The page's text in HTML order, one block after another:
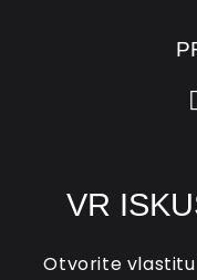
VR
Otvorite vlastitu